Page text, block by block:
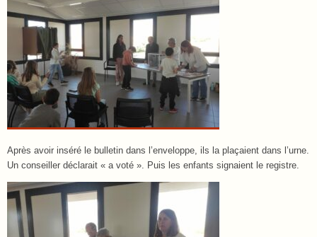
Après avoir inséré le bulletin dans l’enveloppe, ils la plaçaient dans l’urne.
Un conseiller déclarait « a voté ». Puis les enfants signaient le registre.